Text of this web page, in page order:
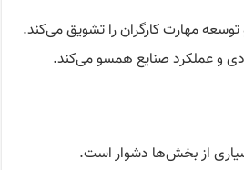
مهارت کارگران را تشویق می‌کند.
و عملکرد صنایع همسو می‌کند.
از بخش‌ها دشوار است.